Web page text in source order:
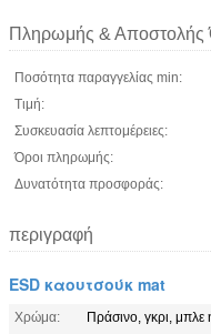
Πληρωμής & Αποστολής
Ποσότητα παραγγελίας min:
Τιμή:
Συσκευασία λεπτομέρειες:
Όροι πληρωμής:
Δυνατότητα προσφοράς:
περιγραφή
ESD καουτσούκ mat
Χρώμα:
Πράσινο, γκρι,